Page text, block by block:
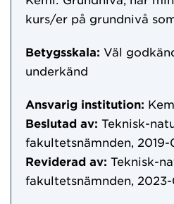
kurs/er på grundnivå
Betygsskala: Väl
underkänd
Ansvarig institution:
Beslutad av: Teknisk-
fakultetsnämnden, 2019-
Reviderad av: Teknisk-
fakultetsnämnden,